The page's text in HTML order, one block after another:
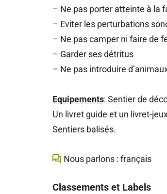
– Ne pas porter atteinte à la
– Eviter les perturbations
– Ne pas camper ni faire de
– Garder ses détritus
– Ne pas introduire
Equipements: Sentier de
Un livret guide et un livret-
Sentiers balisés.
Nous parlons : français
Classements et Labels